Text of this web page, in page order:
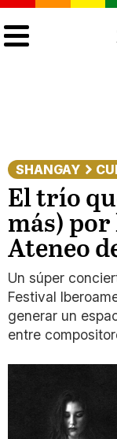
SHANGAY
El trío
más) por
Ateneo
Un súper
Festival
generar un
entre